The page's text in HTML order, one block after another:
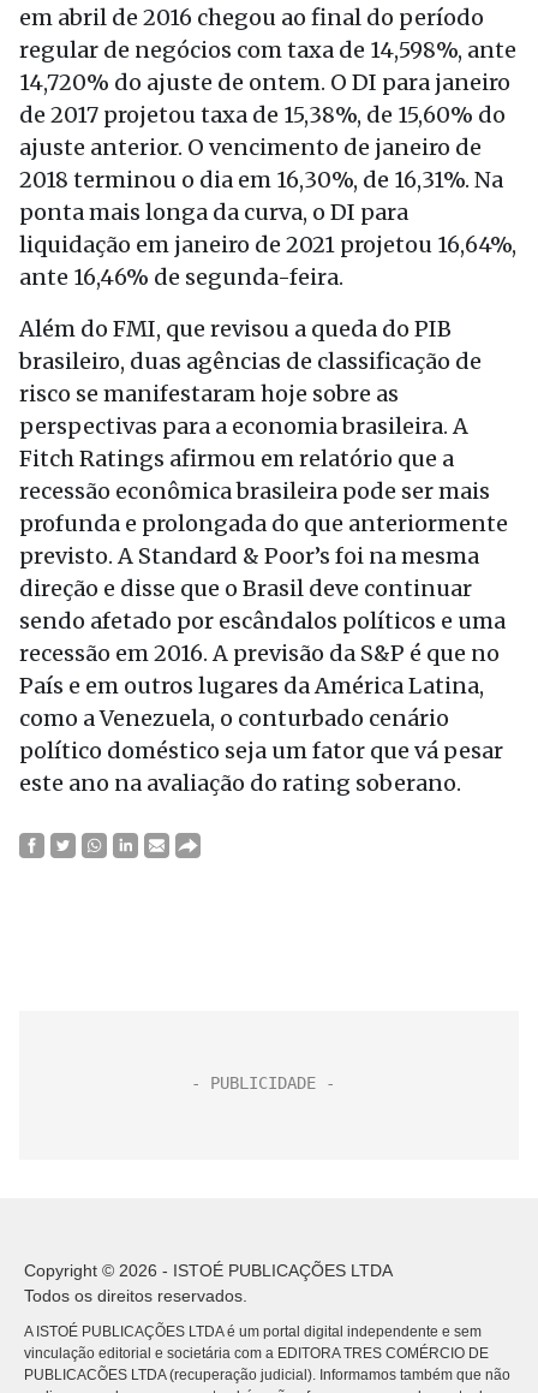
em abril de 2016 chegou ao final do período
regular de negócios com taxa de 14,598%, ante
14,720% do ajuste de ontem. O DI para janeiro
de 2017 projetou taxa de 15,38%, de 15,60% do
ajuste anterior. O vencimento de janeiro de
2018 terminou o dia em 16,30%, de 16,31%. Na
ponta mais longa da curva, o DI para
liquidação em janeiro de 2021 projetou 16,64%,
ante 16,46% de segunda-feira.
Além do FMI, que revisou a queda do PIB
brasileiro, duas agências de classificação de
risco se manifestaram hoje sobre as
perspectivas para a economia brasileira. A
Fitch Ratings afirmou em relatório que a
recessão econômica brasileira pode ser mais
profunda e prolongada do que anteriormente
previsto. A Standard & Poor’s foi na mesma
direção e disse que o Brasil deve continuar
sendo afetado por escândalos políticos e uma
recessão em 2016. A previsão da S&P é que no
País e em outros lugares da América Latina,
como a Venezuela, o conturbado cenário
político doméstico seja um fator que vá pesar
este ano na avaliação do rating soberano.
Copyright © 2026 - ISTOÉ PUBLICAÇÕES LTDA
Todos os direitos reservados.
A ISTOÉ PUBLICAÇÕES LTDA é um portal digital independente e sem
vinculação editorial e societária com a EDITORA TRES COMÉRCIO DE
PUBLICACÕES LTDA (recuperação judicial). Informamos também que não